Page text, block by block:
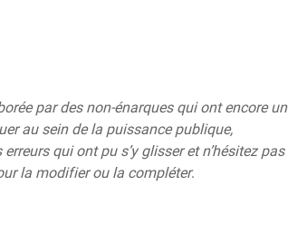
par des non-énarques qui ont encore un
au sein de la puissance publique,
qui ont pu s’y glisser et n’hésitez pas
la modifier ou la compléter.